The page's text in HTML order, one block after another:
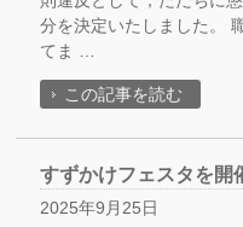
分を決定いたしました。
てま …
この記事を読む
すずかけフェスタを開
2025年9月25日